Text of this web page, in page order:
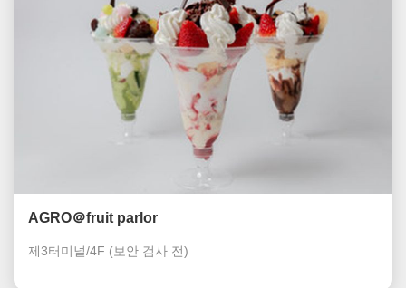
AGRO＠fruit parlor
제3터미널/4F (보안 검사 전)